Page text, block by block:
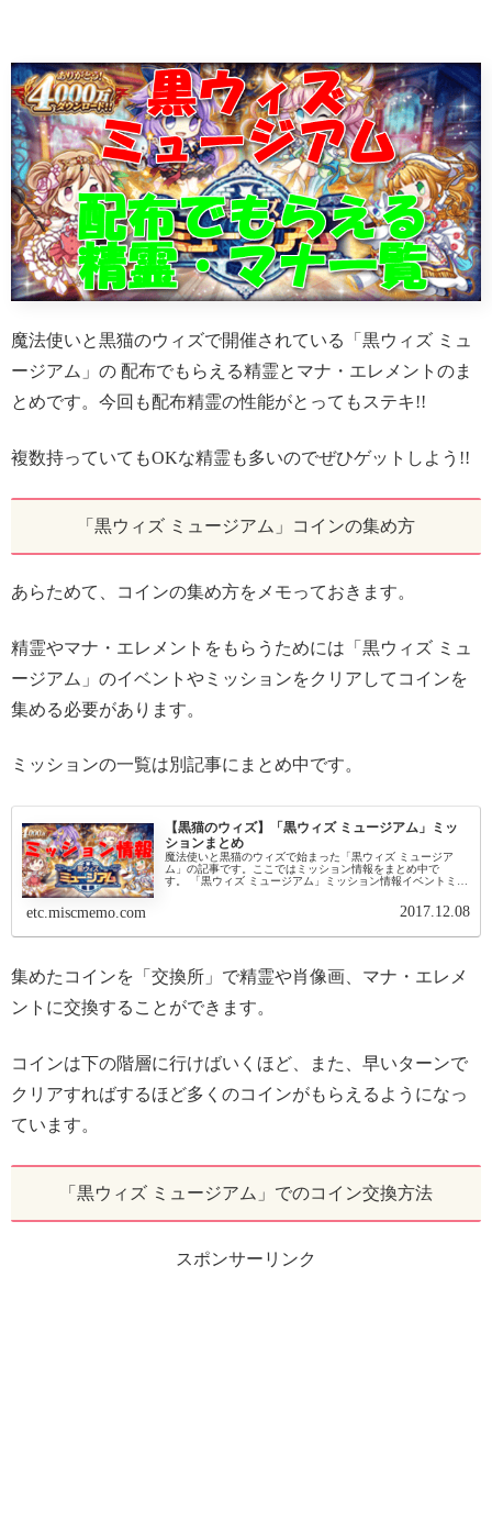
魔法使いと黒猫のウィズで開催されている「黒ウィズ ミュ
ージアム」の 配布でもらえる精霊とマナ・エレメントのま
とめです。今回も配布精霊の性能がとってもステキ!!
複数持っていてもOKな精霊も多いのでぜひゲットしよう!!
「黒ウィズ ミュージアム」コインの集め方
あらためて、コインの集め方をメモっておきます。
精霊やマナ・エレメントをもらうためには「黒ウィズ ミュ
ージアム」のイベントやミッションをクリアしてコインを
集める必要があります。
ミッションの一覧は別記事にまとめ中です。
【黒猫のウィズ】「黒ウィズ ミュージアム」ミッ
ションまとめ
魔法使いと黒猫のウィズで始まった「黒ウィズ ミュージア
ム」の記事です。ここではミッション情報をまとめ中で
す。 「黒ウィズ ミュージアム」ミッション情報イベントミッ
etc.miscmemo.com 2017.12.08
集めたコインを「交換所」で精霊や肖像画、マナ・エレメ
ントに交換することができます。
コインは下の階層に行けばいくほど、また、早いターンで
クリアすればするほど多くのコインがもらえるようになっ
ています。
「黒ウィズ ミュージアム」でのコイン交換方法
スポンサーリンク